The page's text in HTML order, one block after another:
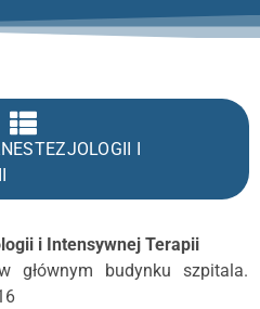
I
i Intensywnej Terapii
budynku szpitala.